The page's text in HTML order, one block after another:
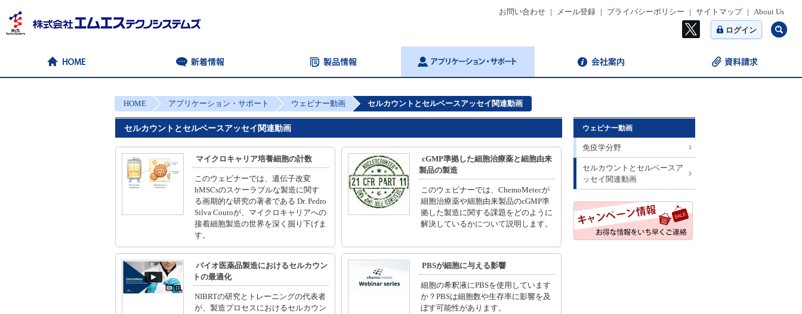
お問い合わせ | メール登録 | プライバシーポリシー | サイトマップ | About Us
ログイン
HOME アプリケーション・サポート ウェビナー動画 セルカウントとセルベースアッセイ関連動画
セルカウントとセルベースアッセイ関連動画
マイクロキャリア培養細胞の計数
このウェビナーでは、遺伝子改変
hMSCsのスケーラブルな製造に関す
る画期的な研究の著者である Dr. Pedro
Silva Coutoが、マイクロキャリアへの
接着細胞製造の世界を深く掘り下げま
す。
cGMP準拠した細胞治療薬と細胞由来
製品の製造
このウェビナーでは、ChemoMetecが
細胞治療薬や細胞由来製品のcGMP準
拠した製造に関する課題をどのように
解決しているかについて説明します。
バイオ医薬品製造におけるセルカウン
トの最適化
NIBRTの研究とトレーニングの代表者
が、製造プロセスにおけるセルカウン
PBSが細胞に与える影響
細胞の希釈液にPBSを使用しています
か？PBSは細胞数や生存率に影響を及
ぼす可能性があります。
ウェビナー動画
免疫学分野
セルカウントとセルベースア
ッセイ関連動画